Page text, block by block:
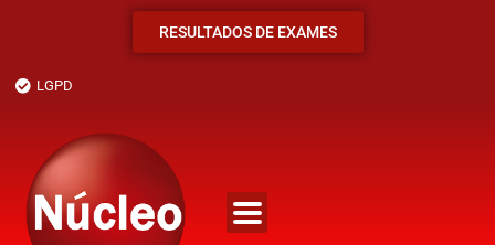
RESULTADOS DE EXAMES
LGPD